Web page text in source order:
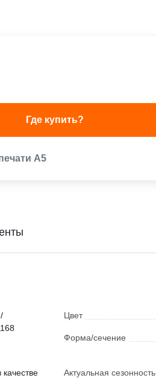
Где купить?
А5
качестве
Цвет
Форма/сечение
Актуальная сезонность